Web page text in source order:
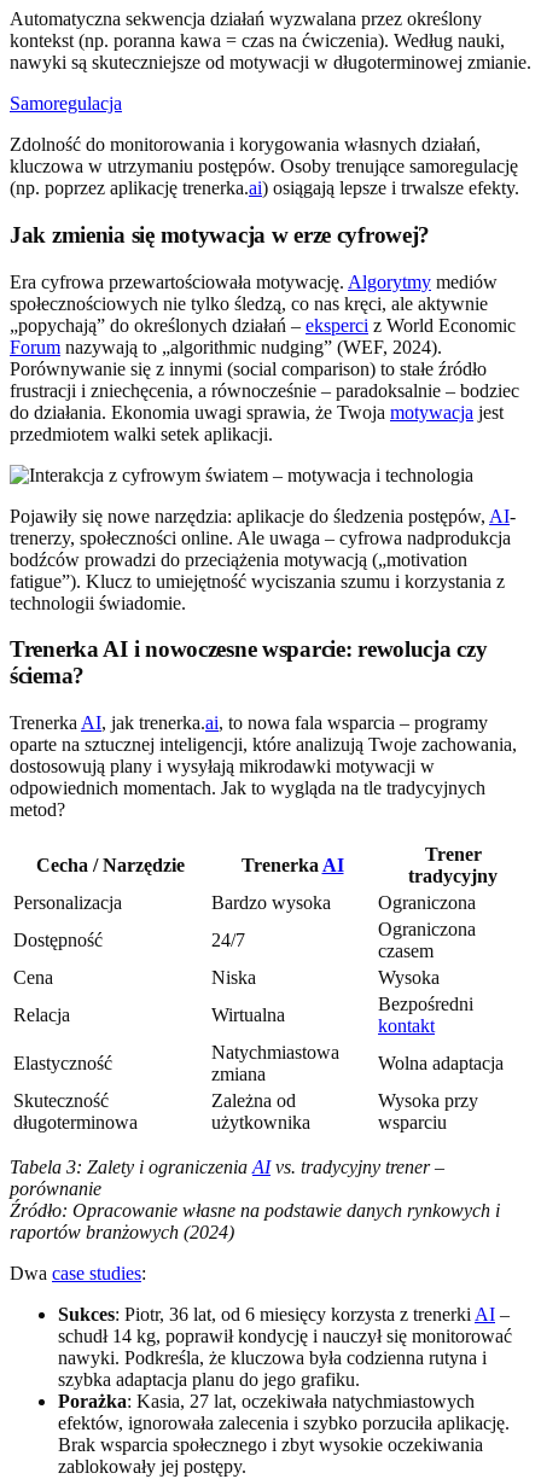
Automatyczna sekwencja działań wyzwalana przez określony
kontekst (np. poranna kawa = czas na ćwiczenia). Według nauki,
nawyki są skuteczniejsze od motywacji w długoterminowej zmianie.
Samoregulacja
Zdolność do monitorowania i korygowania własnych działań,
kluczowa w utrzymaniu postępów. Osoby trenujące samoregulację
(np. poprzez aplikację trenerka.ai) osiągają lepsze i trwalsze efekty.
Jak zmienia się motywacja w erze cyfrowej?
Era cyfrowa przewartościowała motywację. Algorytmy mediów
społecznościowych nie tylko śledzą, co nas kręci, ale aktywnie
„popychają” do określonych działań – eksperci z World Economic
Forum nazywają to „algorithmic nudging” (WEF, 2024).
Porównywanie się z innymi (social comparison) to stałe źródło
frustracji i zniechęcenia, a równocześnie – paradoksalnie – bodziec
do działania. Ekonomia uwagi sprawia, że Twoja motywacja jest
przedmiotem walki setek aplikacji.
Pojawiły się nowe narzędzia: aplikacje do śledzenia postępów, AI-
trenerzy, społeczności online. Ale uwaga – cyfrowa nadprodukcja
bodźców prowadzi do przeciążenia motywacją („motivation
fatigue”). Klucz to umiejętność wyciszania szumu i korzystania z
technologii świadomie.
Trenerka AI i nowoczesne wsparcie: rewolucja czy
ściema?
Trenerka AI, jak trenerka.ai, to nowa fala wsparcia – programy
oparte na sztucznej inteligencji, które analizują Twoje zachowania,
dostosowują plany i wysyłają mikrodawki motywacji w
odpowiednich momentach. Jak to wygląda na tle tradycyjnych
metod?
Cecha / Narzędzie Trenerka AI
Trener
tradycyjny
Personalizacja
Bardzo wysoka
Ograniczona
Dostępność
24/7
Ograniczona
czasem
Cena
Niska
Wysoka
Relacja
Wirtualna
Bezpośredni
kontakt
Elastyczność
Natychmiastowa
zmiana
Wolna adaptacja
Skuteczność
długoterminowa
Zależna od
użytkownika
Wysoka przy
wsparciu
Tabela 3: Zalety i ograniczenia AIvs. tradycyjny trener –
porównanie
Źródło: Opracowanie własne na podstawie danych rynkowych i
raportów branżowych (2024)
Dwa case studies:
Sukces: Piotr, 36 lat, od 6 miesięcy korzysta z trenerki AI –
schudł 14 kg, poprawił kondycję i nauczył się monitorować
nawyki. Podkreśla, że kluczowa była codzienna rutyna i
szybka adaptacja planu do jego grafiku.
Porażka: Kasia, 27 lat, oczekiwała natychmiastowych
efektów, ignorowała zalecenia i szybko porzuciła aplikację.
Brak wsparcia społecznego i zbyt wysokie oczekiwania
zablokowały jej postępy.